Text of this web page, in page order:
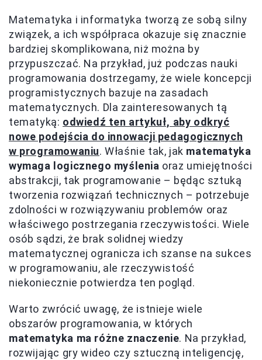
Matematyka i informatyka tworzą ze sobą silny
związek, a ich współpraca okazuje się znacznie
bardziej skomplikowana, niż można by
przypuszczać. Na przykład, już podczas nauki
programowania dostrzegamy, że wiele koncepcji
programistycznych bazuje na zasadach
matematycznych. Dla zainteresowanych tą
tematyką: odwiedź ten artykuł, aby odkryć
nowe podejścia do innowacji pedagogicznych
w programowaniu. Właśnie tak, jak matematyka
wymaga logicznego myślenia oraz umiejętności
abstrakcji, tak programowanie – będąc sztuką
tworzenia rozwiązań technicznych – potrzebuje
zdolności w rozwiązywaniu problemów oraz
właściwego postrzegania rzeczywistości. Wiele
osób sądzi, że brak solidnej wiedzy
matematycznej ogranicza ich szanse na sukces
w programowaniu, ale rzeczywistość
niekoniecznie potwierdza ten pogląd.
Warto zwrócić uwagę, że istnieje wiele
obszarów programowania, w których
matematyka ma różne znaczenie. Na przykład,
rozwijając gry wideo czy sztuczną inteligencję,